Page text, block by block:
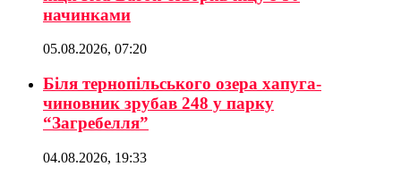
начинками
05.08.2026, 07:20
Біля тернопільського озера хапуга-
чиновник зрубав 248 у парку
“Загребелля”
04.08.2026, 19:33